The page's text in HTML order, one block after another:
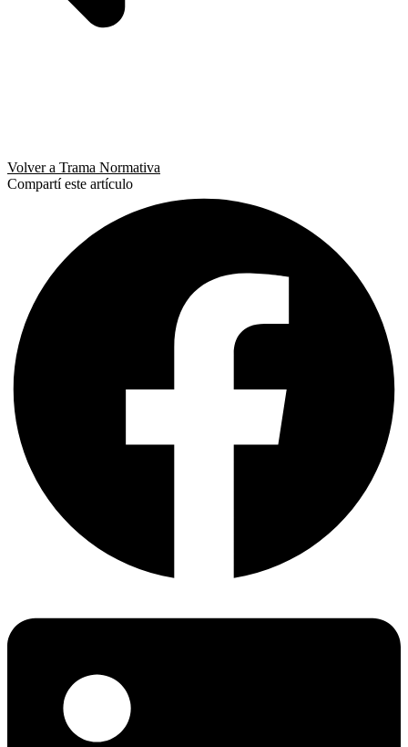
Volver a Trama Normativa
Compartí este artículo